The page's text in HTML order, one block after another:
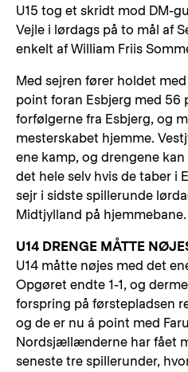
U15 tog et skridt mod DM-
Vejle i lørdags på to mål af
enkelt af William Friis
Med sejren fører holdet
point foran Esbjerg med 56
forfølgerne fra Esbjerg, og
mesterskabet hjemme.
ene kamp, og drengene
det hele selv hvis de taber i
sejr i sidste spillerunde
Midtjylland på hjemmebane.
U14 DRENGE MÅTTE
U14 måtte nøjes med det
Opgøret endte 1-1, og
forspring på førstepladsen
og de er nu á point med
Nordsjællænderne har fået
seneste tre spillerunder,